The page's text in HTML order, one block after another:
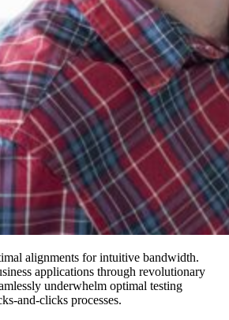
alignments for intuitive bandwidth.
applications through revolutionary
underwhelm optimal testing
and-clicks processes.